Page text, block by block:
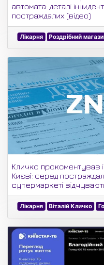
автомата: деталі
постраждалих (відео)
Лікарня Роздрібний
Кличко прокоментував
Києві: серед
супермаркеті
Лікарня Віталій Кличко